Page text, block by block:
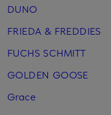
DUNO
FRIEDA & FREDDIES
FUCHS SCHMITT
GOLDEN GOOSE
Grace